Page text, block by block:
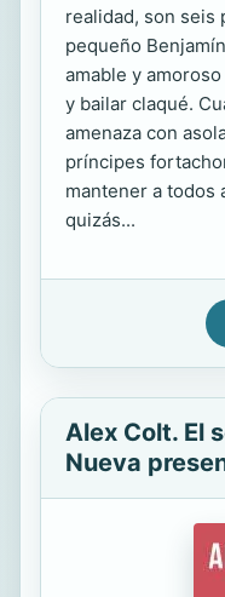
realidad, son seis
pequeño
amable y
y bailar claqué.
amenaza con
príncipes
mantener a todos
quizás...
Alex Colt. El
Nueva